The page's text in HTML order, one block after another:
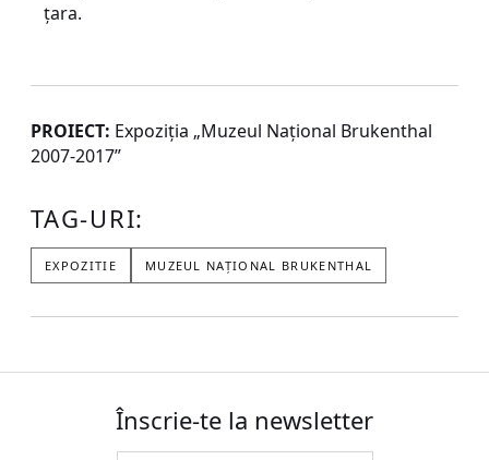
țara.
PROIECT: Expoziţia „Muzeul Național Brukenthal
2007-2017”
TAG-URI:
EXPOZITIE MUZEUL NAȚIONAL BRUKENTHAL
Înscrie-te la newsletter